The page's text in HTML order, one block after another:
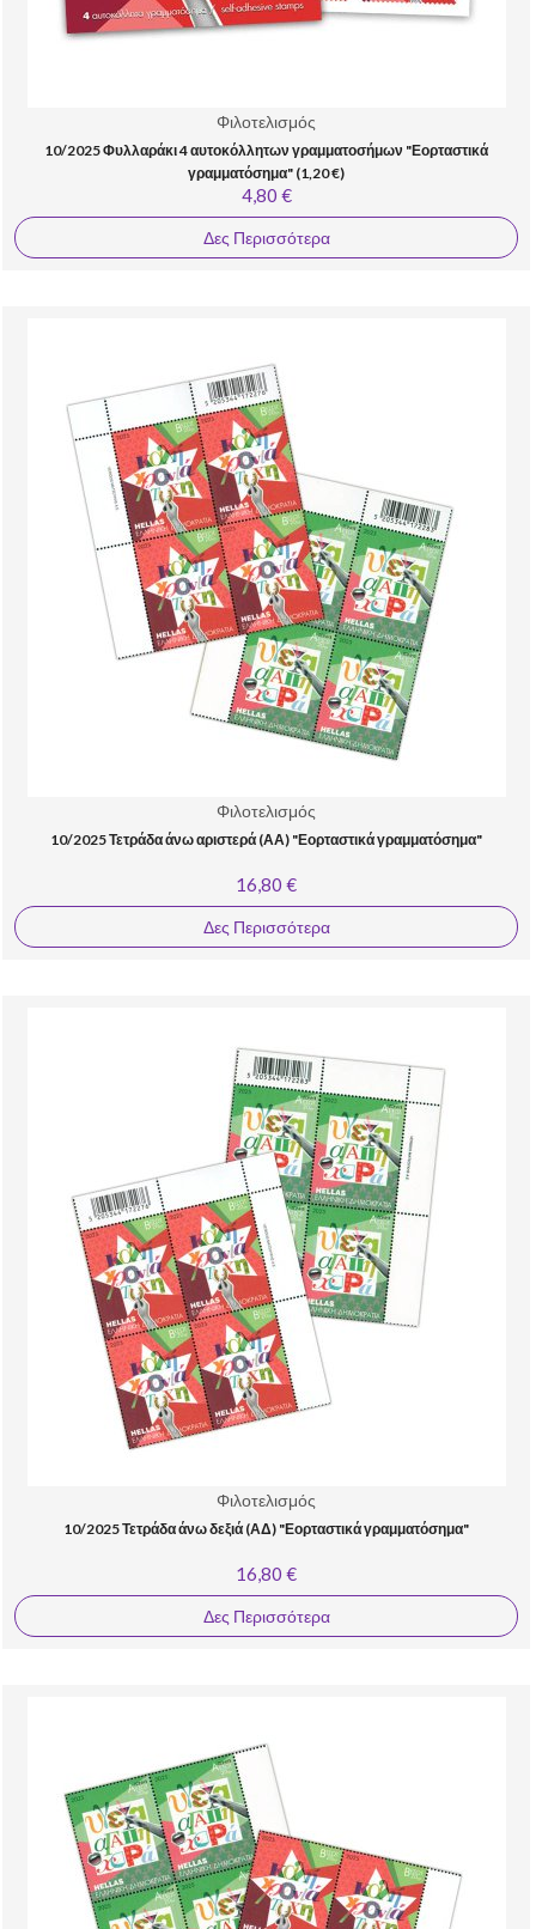
Φιλοτελισμός
10/2025 Φυλλαράκι 4 αυτοκόλλητων γραμματοσήμων "Εορταστικά
γραμματόσημα" (1,20 €)
4,80 €
Δες Περισσότερα
Φιλοτελισμός
10/2025 Τετράδα άνω αριστερά (ΑΑ) "Εορταστικά γραμματόσημα"
16,80 €
Δες Περισσότερα
Φιλοτελισμός
10/2025 Τετράδα άνω δεξιά (ΑΔ) "Εορταστικά γραμματόσημα"
16,80 €
Δες Περισσότερα